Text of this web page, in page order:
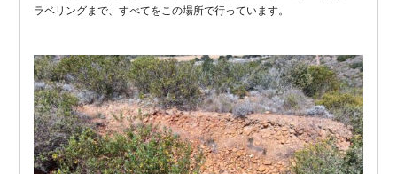
ラベリングまで、すべてをこの場所で行っています。